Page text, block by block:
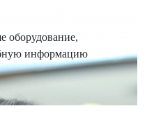
оборудование,
информацию